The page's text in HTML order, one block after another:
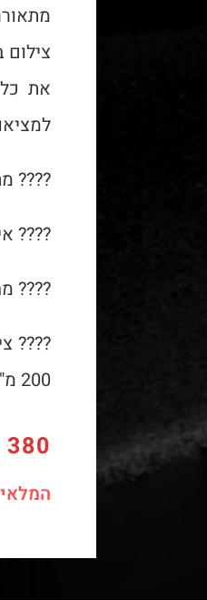
צילום
את
???? מתי?
????
????
200 מ"מ
380